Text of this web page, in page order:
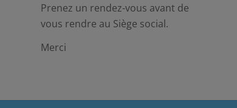
Prenez un rendez-vous avant de
vous rendre au Siège social.
Merci